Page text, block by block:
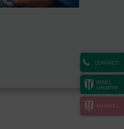
CONTACT
INSEL
GRUPPE
MYINSEL